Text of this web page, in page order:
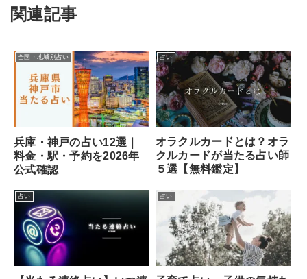
関連記事
全国・地域別占い
兵庫・神戸の占い12選｜
料金・駅・予約を2026年
公式確認
占い
オラクルカードとは？オラ
クルカードが当たる占い師
５選【無料鑑定】
占い 占い